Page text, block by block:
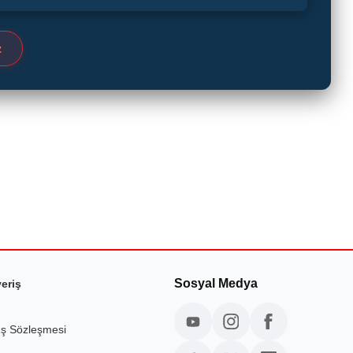
Sözleşmesi
Sosyal Medya